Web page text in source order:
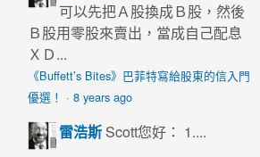
可以先把Ａ股換成Ｂ股，然後
Ｂ股用零股來賣出，當成自己配息
ＸＤ...
《Buffett’s Bites》巴菲特寫給股東的信入門
優選！ · 8 years ago
雷浩斯 Scott您好： 1....